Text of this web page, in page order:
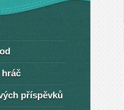
hráč
příspěvků